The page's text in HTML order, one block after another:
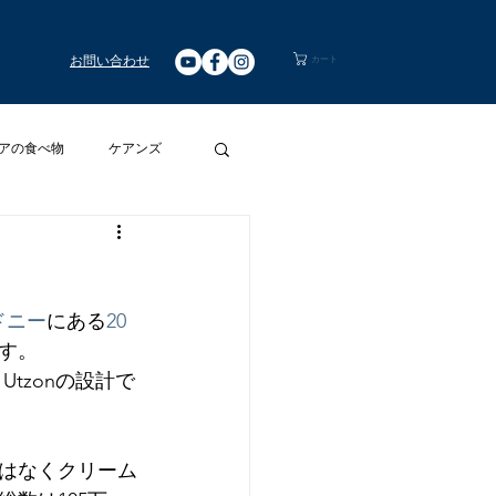
お問い合わせ カート
の食べ物 ケアンズ
ニーにある20
。
の設計で
なくクリーム